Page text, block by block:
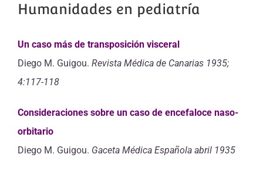
Humanidades en pediatría
Un caso más de transposición visceral
Diego M. Guigou. Revista Médica de Canarias 1935;
4:117-118
Consideraciones sobre un caso de encefaloce naso-
orbitario
Diego M. Guigou. Gaceta Médica Española abril 1935